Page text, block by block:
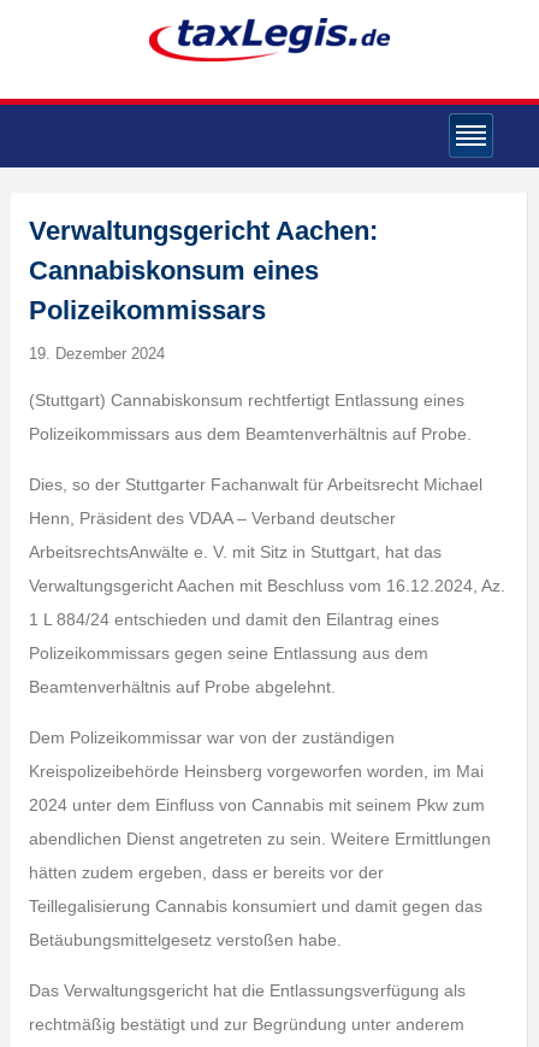
Verwaltungsgericht Aachen:
Cannabiskonsum eines
Polizeikommissars
19. Dezember 2024
(Stuttgart) Cannabiskonsum rechtfertigt Entlassung eines
Polizeikommissars aus dem Beamtenverhältnis auf Probe.
Dies, so der Stuttgarter Fachanwalt für Arbeitsrecht Michael
Henn, Präsident des VDAA – Verband deutscher
ArbeitsrechtsAnwälte e. V. mit Sitz in Stuttgart, hat das
Verwaltungsgericht Aachen mit Beschluss vom 16.12.2024, Az.
1 L 884/24 entschieden und damit den Eilantrag eines
Polizeikommissars gegen seine Entlassung aus dem
Beamtenverhältnis auf Probe abgelehnt.
Dem Polizeikommissar war von der zuständigen
Kreispolizeibehörde Heinsberg vorgeworfen worden, im Mai
2024 unter dem Einfluss von Cannabis mit seinem Pkw zum
abendlichen Dienst angetreten zu sein. Weitere Ermittlungen
hätten zudem ergeben, dass er bereits vor der
Teillegalisierung Cannabis konsumiert und damit gegen das
Betäubungsmittelgesetz verstoßen habe.
Das Verwaltungsgericht hat die Entlassungsverfügung als
rechtmäßig bestätigt und zur Begründung unter anderem